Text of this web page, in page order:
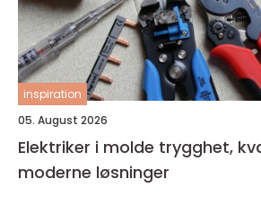
inspiration
05. August 2026
Elektriker i molde trygghet, kvalitet og
moderne løsninger